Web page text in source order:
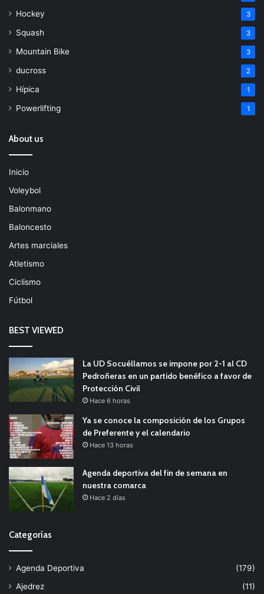
Hockey 3
Squash 3
Mountain Bike 3
ducross 2
Hípica 1
Powerlifting 1
About us
Inicio
Voleybol
Balonmano
Baloncesto
Artes marciales
Atletismo
Ciclismo
Fútbol
BEST VIEWED
La UD Socuéllamos se impone por 2-1 al CD
Pedroñeras en un partido benéfico a favor de
Protección Civil
Hace 6 horas
Ya se conoce la composición de los Grupos
de Preferente y el calendario
Hace 13 horas
Agenda deportiva del fin de semana en
nuestra comarca
Hace 2 días
Categorías
Agenda Deportiva
(179)
Ajedrez
(11)